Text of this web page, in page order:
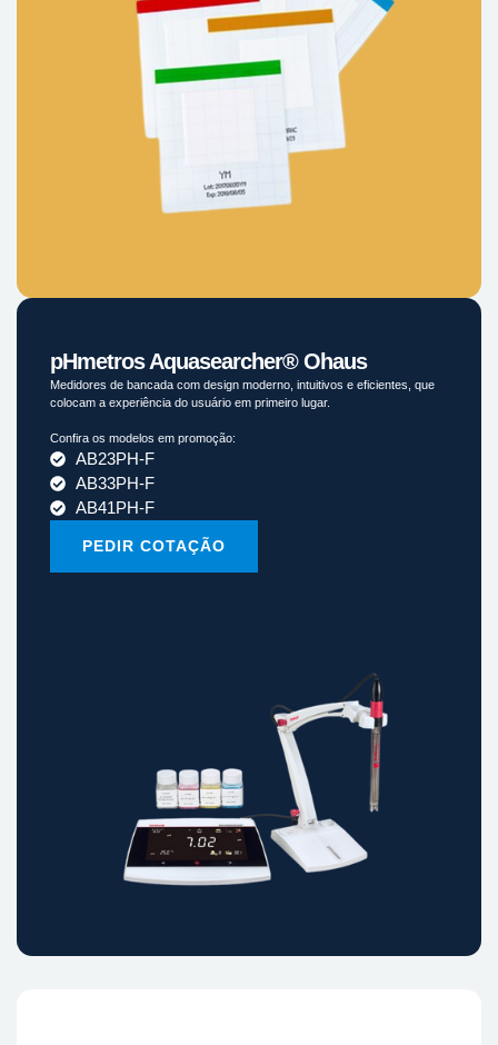
pHmetros Aquasearcher® Ohaus
Medidores de bancada com design moderno, intuitivos e eficientes, que
colocam a experiência do usuário em primeiro lugar.
Confira os modelos em promoção:
AB23PH-F
AB33PH-F
AB41PH-F
PEDIR COTAÇÃO